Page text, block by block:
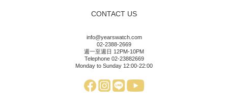
CONTACT US
info@yearswatch.com
02-2388-2669
週一至週日 12PM-10PM
Telephone 02-23882669
Monday to Sunday 12:00-22:00